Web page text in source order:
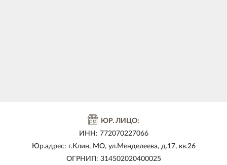
ЮР. ЛИЦО:
ИНН: 772070227066
Юр.адрес: г.Клин, МО, ул.Менделеева, д.17, кв.26
ОГРНИП: 314502020400025